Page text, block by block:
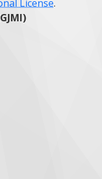
License.